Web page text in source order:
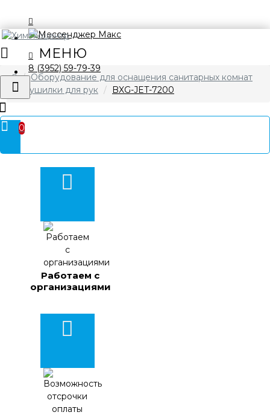
8 (3952) 59-79-39
0
Оборудование для оснащения санитарных комнат
Сушилки для рук
BXG-JET-7200
Работаем с
организациями